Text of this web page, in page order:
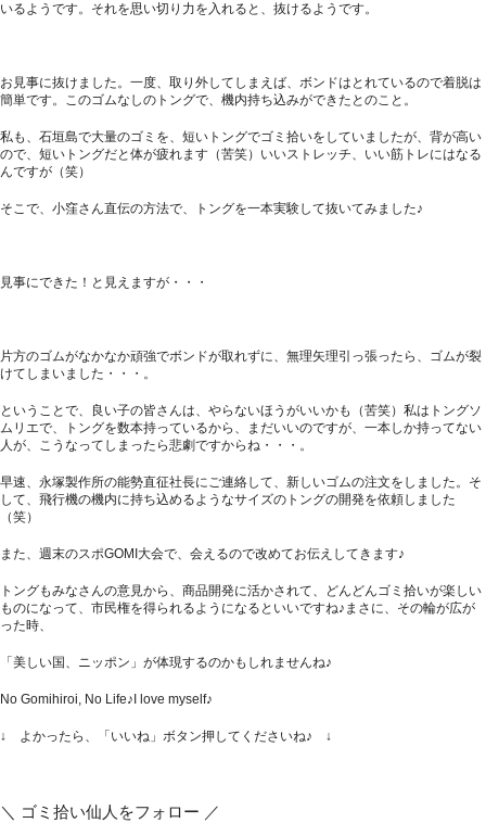
いるようです。それを思い切り力を入れると、抜けるようです。
お見事に抜けました。一度、取り外してしまえば、ボンドはとれているので着脱は
簡単です。このゴムなしのトングで、機内持ち込みができたとのこと。
私も、石垣島で大量のゴミを、短いトングでゴミ拾いをしていましたが、背が高い
ので、短いトングだと体が疲れます（苦笑）いいストレッチ、いい筋トレにはなる
んですが（笑）
そこで、小窪さん直伝の方法で、トングを一本実験して抜いてみました♪
見事にできた！と見えますが・・・
片方のゴムがなかなか頑強でボンドが取れずに、無理矢理引っ張ったら、ゴムが裂
けてしまいました・・・。
ということで、良い子の皆さんは、やらないほうがいいかも（苦笑）私はトングソ
ムリエで、トングを数本持っているから、まだいいのですが、一本しか持ってない
人が、こうなってしまったら悲劇ですからね・・・。
早速、永塚製作所の能勢直征社長にご連絡して、新しいゴムの注文をしました。そ
して、飛行機の機内に持ち込めるようなサイズのトングの開発を依頼しました
（笑）
また、週末のスポGOMI大会で、会えるので改めてお伝えしてきます♪
トングもみなさんの意見から、商品開発に活かされて、どんどんゴミ拾いが楽しい
ものになって、市民権を得られるようになるといいですね♪まさに、その輪が広が
った時、
「美しい国、ニッポン」が体現するのかもしれませんね♪
No Gomihiroi, No Life♪I love myself♪
↓ よかったら、「いいね」ボタン押してくださいね♪ ↓
＼ ゴミ拾い仙人をフォロー ／